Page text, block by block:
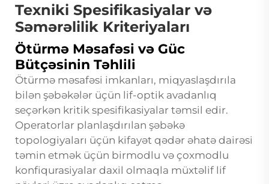
Texniki Spesifikasiyalar və
Səmərəlilik Kriteriyaları
Ötürmə Məsafəsi və Güc
Bütçəsinin Təhlili
Ötürmə məsafəsi imkanları, miqyaslaşdırıla
bilən şəbəkələr üçün lif-optik avadanlıq
seçərkən kritik spesifikasiyalar təmsil edir.
Operatorlar planlaşdırılan şəbəkə
topologiyaları üçün kifayət qədər əhatə dairəsi
təmin etmək üçün birmodlu və çoxmodlu
konfiqurasiyalar daxil olmaqla müxtəlif lif